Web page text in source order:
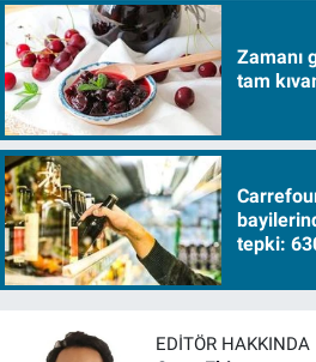
Zamanı
tam
tepki:
EDITÖR HAKKINDA